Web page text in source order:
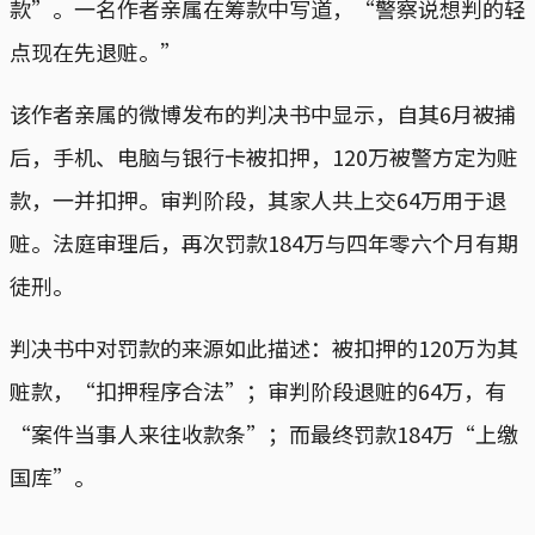
款”。一名作者亲属在筹款中写道，“警察说想判的轻
点现在先退赃。”
该作者亲属的微博发布的判决书中显示，自其6月被捕
后，手机、电脑与银行卡被扣押，120万被警方定为赃
款，一并扣押。审判阶段，其家人共上交64万用于退
赃。法庭审理后，再次罚款184万与四年零六个月有期
徒刑。
判决书中对罚款的来源如此描述：被扣押的120万为其
赃款，“扣押程序合法”；审判阶段退赃的64万，有
“案件当事人来往收款条”；而最终罚款184万“上缴
国库”。